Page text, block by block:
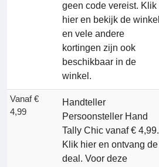
geen code vereist. Klik
hier en bekijk de winkel
en vele andere
kortingen zijn ook
beschikbaar in de
winkel.
Vanaf €
4,99
Handteller
Persoonsteller Hand
Tally Chic vanaf € 4,99.
Klik hier en ontvang de
deal. Voor deze